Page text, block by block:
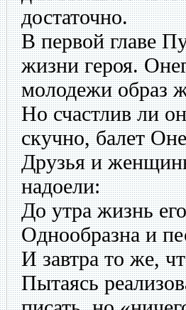
достаточно.
В первой главе
жизни героя.
молодежи образ
Но счастлив ли
скучно, балет
Друзья и
надоели:
До утра жизнь
Однообразна и
И завтра то же,
Пытаясь